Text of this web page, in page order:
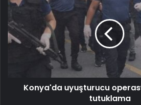
Konya'da uyuşturucu
tutuklama